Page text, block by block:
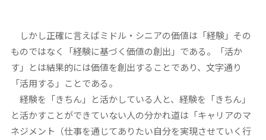
しかし正確に言えばミドル・シニアの価値は「経験」その
ものではなく「経験に基づく価値の創出」である。「活か
す」とは結果的には価値を創出することであり、文字通り
「活用する」ことである。
経験を「きちん」と活かしている人と、経験を「きちん」
と活かすことができていない人の分かれ道は「キャリアのマ
ネジメント（仕事を通じてありたい自分を実現させていく行